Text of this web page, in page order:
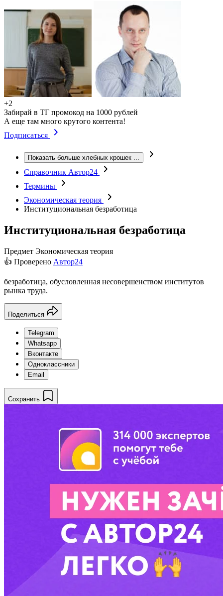
+2
Забирай в ТГ промокод на 1000 рублей
А еще там много крутого контента!
Подписаться
Показать больше хлебных крошек ...
Справочник Автор24
Термины
Экономическая теория
Институциональная безработица
Институциональная безработица
Предмет Экономическая теория
👍 Проверено Автор24
безработица, обусловленная несовершенством институтов
рынка труда.
Поделиться
Telegram
Whatsapp
Вконтакте
Одноклассники
Email
Сохранить